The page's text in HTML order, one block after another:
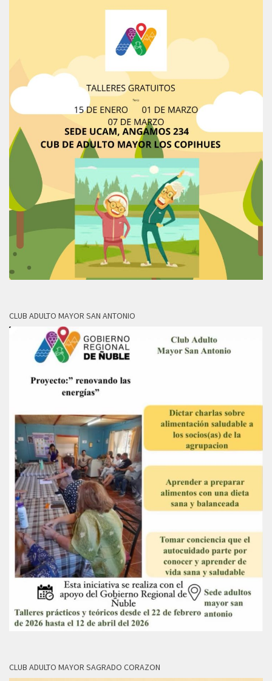
CLUB ADULTO MAYOR SAN ANTONIO
CLUB ADULTO MAYOR SAGRADO CORAZON